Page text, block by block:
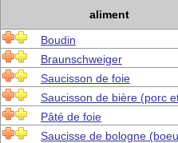
aliment
Boudin
Braunschweiger
Saucisson de foie
Saucisson de bière (porc
Pâté de foie
Saucisse de bologne